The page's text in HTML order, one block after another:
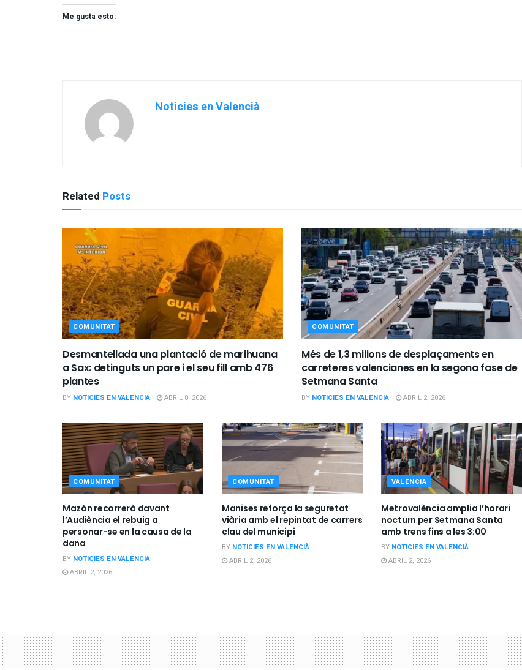
Me gusta esto:
Noticies en Valencià
Related Posts
COMUNITAT
Desmantellada una plantació de marihuana
a Sax: detinguts un pare i el seu fill amb 476
plantes
BY NOTICIES EN VALENCIÀ ABRIL 8, 2026
COMUNITAT
Més de 1,3 milions de desplaçaments en
carreteres valencianes en la segona fase de
Setmana Santa
BY NOTICIES EN VALENCIÀ ABRIL 2, 2026
COMUNITAT
Mazón recorrerà davant
l’Audiència el rebuig a
personar-se en la causa de la
dana
BY NOTICIES EN VALENCIÀ
ABRIL 2, 2026
COMUNITAT
Manises reforça la seguretat
viària amb el repintat de carrers
clau del municipi
BY NOTICIES EN VALENCIÀ
ABRIL 2, 2026
VALÈNCIA
Metrovalència amplia l’horari
nocturn per Setmana Santa
amb trens fins a les 3:00
BY NOTICIES EN VALENCIÀ
ABRIL 2, 2026